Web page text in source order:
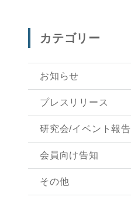
カテゴリー
お知らせ
プレスリリース
研究会/イベント報告
会員向け告知
その他